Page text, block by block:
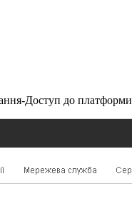
Доступ до платформи